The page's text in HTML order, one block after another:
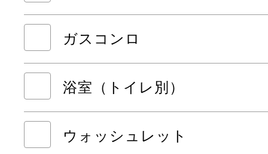
ガスコンロ
浴室（トイレ別）
ウォッシュレット